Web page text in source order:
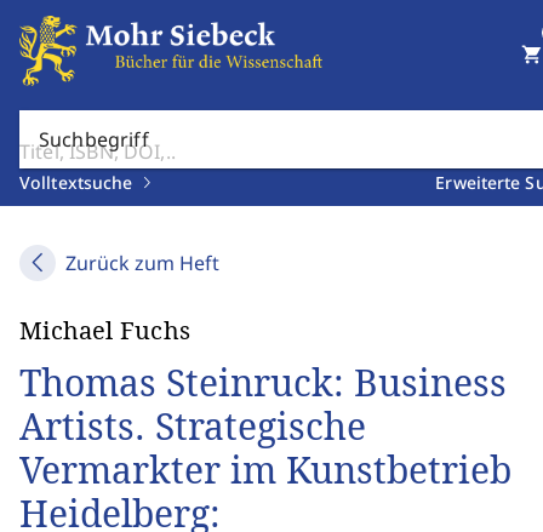
Suchbegriff
Volltextsuche Erweiterte
shopping_cart
Zurück zum Heft
Michael Fuchs
Thomas Steinruck: Business
Artists. Strategische
Vermarkter im Kunstbetrieb
Heidelberg: